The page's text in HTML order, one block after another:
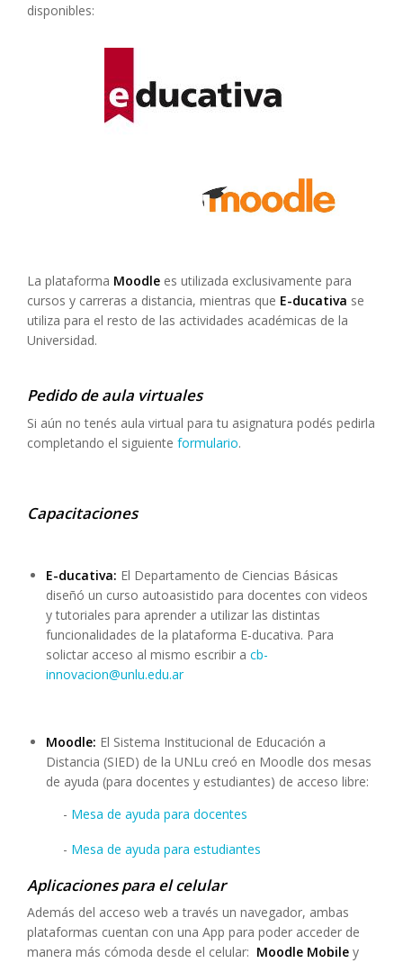
disponibles:
La plataforma Moodle es utilizada exclusivamente para
cursos y carreras a distancia, mientras que E-ducativa se
utiliza para el resto de las actividades académicas de la
Universidad.
Pedido de aula virtuales
Si aún no tenés aula virtual para tu asignatura podés pedirla
completando el siguiente formulario.
Capacitaciones
E-ducativa: El Departamento de Ciencias Básicas
diseñó un curso autoasistido para docentes con videos
y tutoriales para aprender a utilizar las distintas
funcionalidades de la plataforma E-ducativa. Para
solictar acceso al mismo escribir a cb-
innovacion@unlu.edu.ar
Moodle: El Sistema Institucional de Educación a
Distancia (SIED) de la UNLu creó en Moodle dos mesas
de ayuda (para docentes y estudiantes) de acceso libre:
- Mesa de ayuda para docentes
- Mesa de ayuda para estudiantes
Aplicaciones para el celular
Además del acceso web a través un navegador, ambas
plataformas cuentan con una App para poder acceder de
manera más cómoda desde el celular: Moodle Mobile y